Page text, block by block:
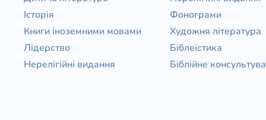
Історія
Книги іноземними мовами
Лідерство
Нерелігійні видання
Фонограми
Художня література
Біблеістика
Біблійне